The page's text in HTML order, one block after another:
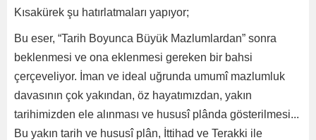
Kısakürek şu hatırlatmaları yapıyor;
Bu eser, “Tarih Boyunca Büyük Mazlumlardan” sonra
beklenmesi ve ona eklenmesi gereken bir bahsi
çerçeveliyor. İman ve ideal uğrunda umumî mazlumluk
davasının çok yakından, öz hayatımızdan, yakın
tarihimizden ele alınması ve hususî plânda gösterilmesi...
Bu yakın tarih ve hususî plân, İttihad ve Terakki ile